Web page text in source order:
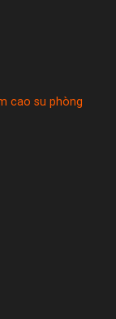
cao su phòng